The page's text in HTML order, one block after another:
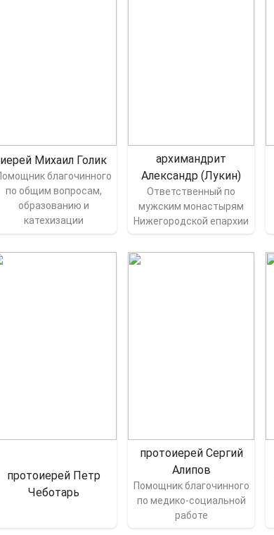
иерей Михаил Голик
благочинного
по общим вопросам,
образованию и
катехизации
архимандрит
Александр (Лукин)
Ответственный по
мужским монастырям
Нижегородской епархии
протоиерей Петр
Чеботарь
протоиерей Сергий
Алипов
Помощник благочинного
по медико-социальной
работе